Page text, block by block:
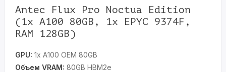
Antec Flux Pro Noctua Edition
(1x A100 80GB, 1x EPYC 9374F,
RAM 128GB)
GPU: 1x A100 OEM 80GB
Объем VRAM: 80GB HBM2e